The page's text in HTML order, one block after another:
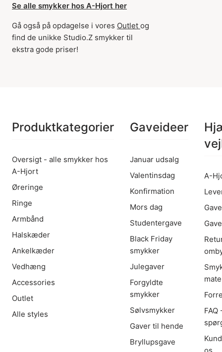
Se alle smykker hos A-Hjort her
Gå også på opdagelse i vores Outlet og
find de unikke Studio.Z smykker til
ekstra gode priser!
Produktkategorier
Oversigt - alle smykker hos
A-Hjort
Øreringe
Ringe
Armbånd
Halskæder
Ankelkæder
Vedhæng
Accessories
Outlet
Alle styles
Gaveideer
Januar udsalg
Valentinsdag
Konfirmation
Mors dag
Studentergave
Black Friday
smykker
Julegaver
Forgyldte
smykker
Sølvsmykker
Gaver til hende
Bryllupsgave
A-